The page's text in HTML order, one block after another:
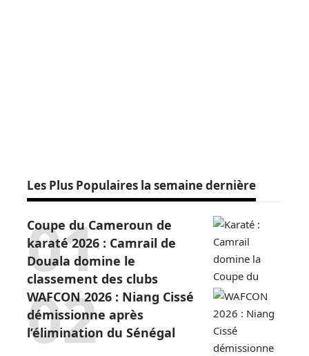
Les Plus Populaires la semaine dernière
Coupe du Cameroun de
karaté 2026 : Camrail de
Douala domine le
classement des clubs
WAFCON 2026 : Niang Cissé
démissionne après
l’élimination du Sénégal